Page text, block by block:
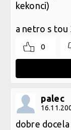
kekonci)
a netro s tou
0
palec
dobre docela